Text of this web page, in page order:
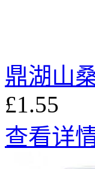
鼎湖山
£1.55
查看详